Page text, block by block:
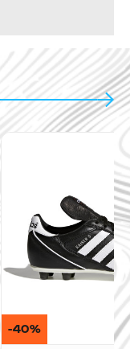
-40%